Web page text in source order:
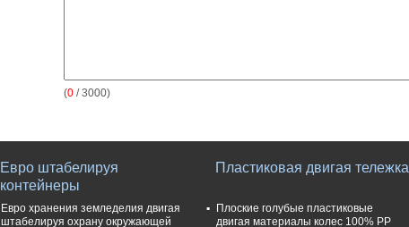
(0 / 3000)
Евро штабелируя
контейнеры
Евро хранения земледелия двигая
штабелируя охрану окружающей
Пластиковая двигая тележка
Плоские голубые пластиковые
двигая материалы колес 100% PP